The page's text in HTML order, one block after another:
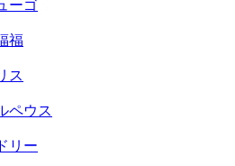
ーゴ
福
ス
ペウス
リー